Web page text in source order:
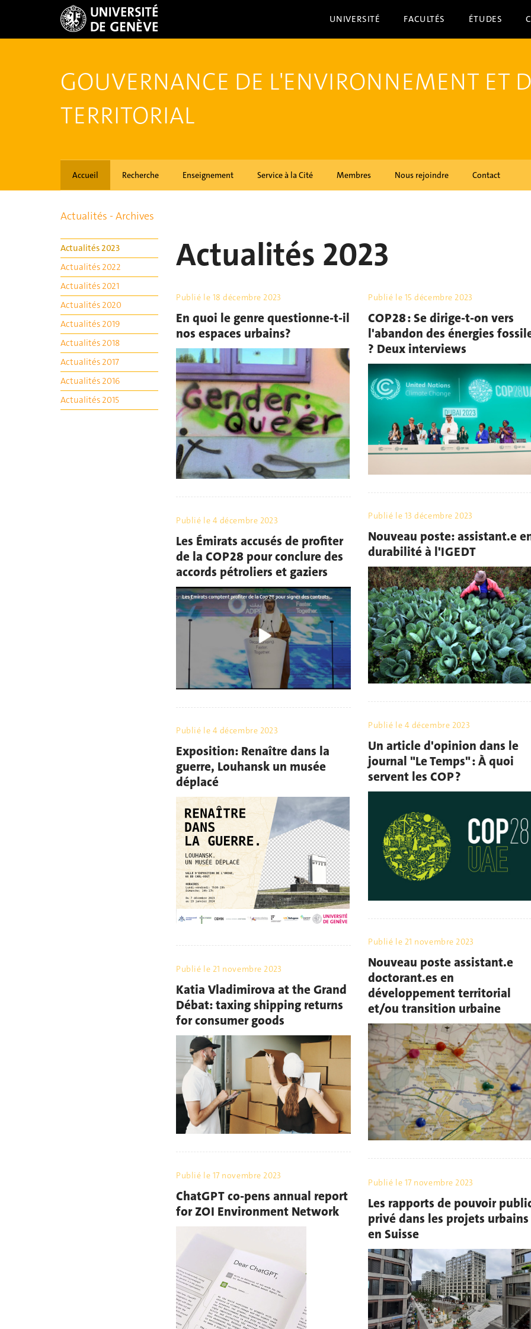
UNIVERSITÉ FACULTÉS ÉTUDES
GOUVERNANCE DE L'ENVIRONNEMENT ET
TERRITORIAL
Accueil Recherche Enseignement Service à la Cité Membres Nous rejoindre Contact
Actualités - Archives
Actualités 2023
Actualités 2022
Actualités 2021
Actualités 2020
Actualités 2019
Actualités 2018
Actualités 2017
Actualités 2016
Actualités 2015
Actualités 2023
Publié le 18 décembre 2023
En quoi le genre questionne-t-il
nos espaces urbains?
Publié le 15 décembre 2023
COP28 : Se dirige-t-on vers
l'abandon des énergies
? Deux interviews
Publié le 13 décembre 2023
Nouveau poste: assistant.e
durabilité à l'IGEDT
Publié le 4 décembre 2023
Les Émirats accusés de profiter
de la COP28 pour conclure des
accords pétroliers et gaziers
Publié le 4 décembre 2023
Un article d'opinion dans le
journal "Le Temps" : À quoi
servent les COP ?
Publié le 4 décembre 2023
Exposition: Renaître dans la
guerre, Louhansk un musée
déplacé
Publié le 21 novembre 2023
Nouveau poste assistant.e
doctorant.es en
développement territorial
et/ou transition urbaine
Publié le 21 novembre 2023
Katia Vladimirova at the Grand
Débat: taxing shipping returns
for consumer goods
Publié le 17 novembre 2023
ChatGPT co-pens annual report
for ZOI Environment Network
Publié le 17 novembre 2023
Les rapports de pouvoir
privé dans les projets urbains
en Suisse